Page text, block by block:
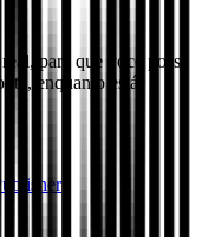
para que você possa
enquanto está